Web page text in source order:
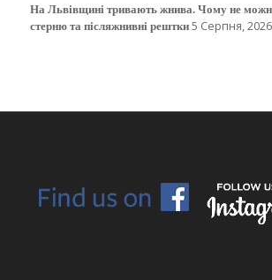
На Львівщині тривають жнива. Чому не
стерню та післяжнивні рештки5 Серпня, 2026